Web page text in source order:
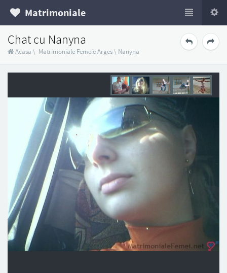
Matrimoniale
Chat cu Nanyna
Acasa \ Matrimoniale Femeie Arges\ Nanyna